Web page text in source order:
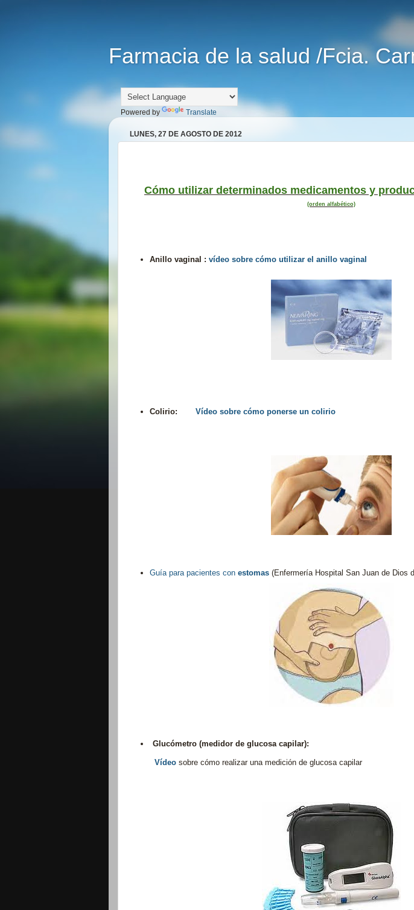
Farmacia de la salud /Fcia.
Powered by Translate
LUNES, 27 DE AGOSTO DE 2012
Cómo utilizar determinados medicamentos y
(orden alfabético)
Anillo vaginal : vídeo sobre cómo utilizar el anillo vaginal
Colirio: Vídeo sobre cómo ponerse un colirio
Guía para pacientes conestomas (Enfermería Hospital San Juan de Dios
Glucómetro (medidor de glucosa capilar):
Vídeo sobre cómo realizar una medición de glucosa capilar